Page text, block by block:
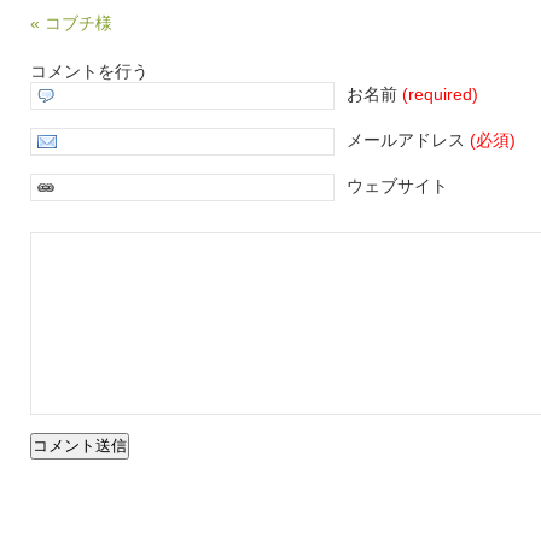
« コブチ様
コメントを行う
お名前 (required)
メールアドレス (必須)
ウェブサイト